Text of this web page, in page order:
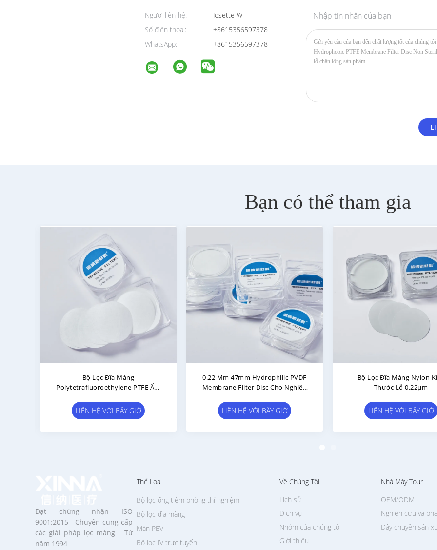
Người liên hệ:
Josette W
Số điện thoại:
+8615356597378
WhatsApp:
+8615356597378
Nhập tin nhắn của bạn
Bạn có thể tham gia
OEM Hydrophobic PTFE
Membrane Disc Kích Thước Lỗ
LIÊN HỆ VỚI BÂY GIỜ
0.45 Micron PVDF Membrane Disc
Filter Hydrophobic Polyvinylidene
LIÊN HỆ VỚI BÂY GIỜ
0.22μm 47mm Hydrophobic
Membrane Filter Disc
LIÊN HỆ VỚI BÂY GIỜ
Đạt chứng nhận ISO
9001:2015 Chuyên cung cấp
các giải pháp lọc màng Từ
năm 1994
Thể Loại
Bộ lọc IV trực tuyến
Bộ lọc ống tiêm phòng thí nghiệm
Bộ lọc đĩa màng
Màn PEV
Về Chúng Tôi
Giới thiệu
Lịch sử
Dịch vụ
Nhóm của chúng tôi
Nhà Máy Tour
Dây chuyền sản
OEM/ODM
Nghiên cứu và